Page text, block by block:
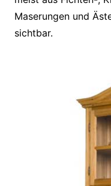
Maserungen und
sichtbar.